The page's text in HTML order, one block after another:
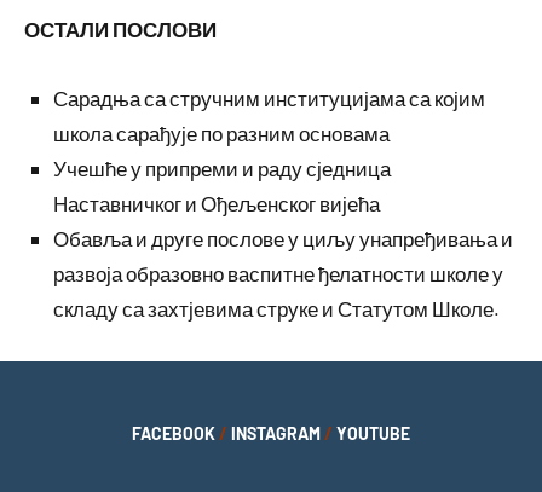
ОСТАЛИ ПОСЛОВИ
Сарадња са стручним институцијама са којим
школа сарађује по разним основама
Учешће у припреми и раду сједница
Наставничког и Ођељенског вијећа
Обавља и друге послове у циљу унапређивања и
развоја образовно васпитне ђелатности школе у
складу са захтјевима струке и Статутом Школе.
FACEBOOK/ INSTAGRAM/ YOUTUBE